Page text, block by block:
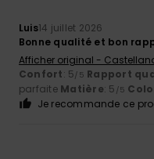
Luis14 juillet 2026
Bonne qualité et bon
Afficher original -
Confort: 5/5 Rapport
parfaite Matière: 5 /5
Je recommande ce